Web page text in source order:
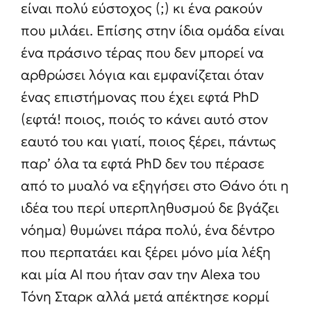
είναι πολύ εύστοχος (;) κι ένα ρακούν
που μιλάει. Επίσης στην ίδια ομάδα είναι
ένα πράσινο τέρας που δεν μπορεί να
αρθρώσει λόγια και εμφανίζεται όταν
ένας επιστήμονας που έχει εφτά PhD
(εφτά! ποιος, ποιός το κάνει αυτό στον
εαυτό του και γιατί, ποιος ξέρει, πάντως
παρ’ όλα τα εφτά PhD δεν του πέρασε
από το μυαλό να εξηγήσει στο Θάνο ότι η
ιδέα του περί υπερπληθυσμού δε βγάζει
νόημα) θυμώνει πάρα πολύ, ένα δέντρο
που περπατάει και ξέρει μόνο μία λέξη
και μία ΑΙ που ήταν σαν την Alexa του
Τόνη Σταρκ αλλά μετά απέκτησε κορμί